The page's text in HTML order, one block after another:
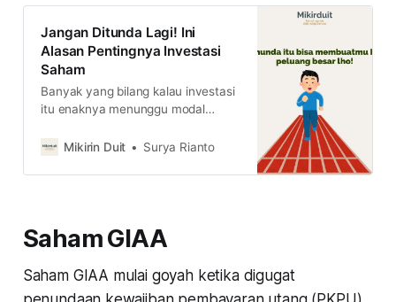
Jangan Ditunda Lagi! Ini
Alasan Pentingnya Investasi
Saham
Banyak yang bilang kalau investasi
itu enaknya menunggu modal
Berikut ini alasan kenapa kamu
Mikirin Duit Surya Rianto
Saham GIAA
Saham GIAA mulai goyah ketika digugat